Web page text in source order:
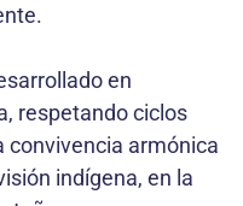
en
respetando ciclos
convivencia armónica
indígena, en la